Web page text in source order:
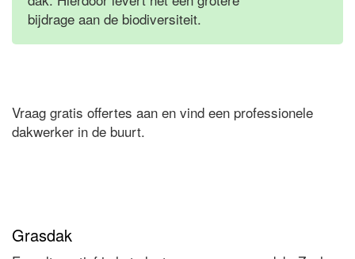
bijdrage aan de biodiversiteit.
Vraag gratis offertes aan en vind een professionele
dakwerker in de buurt.
Grasdak